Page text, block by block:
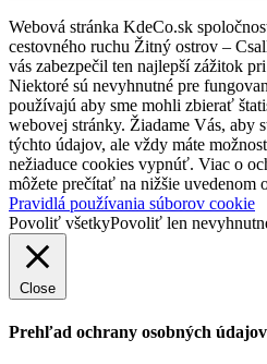
228 km,Bike trip
Webová stránka KdeCo.sk
cestovného ruchu Žitný ostrov –
vás zabezpečil ten najlepší zážitok
Niektoré sú nevyhnutné pre
používajú aby sme mohli zbierať
webovej stránky. Žiadame Vás, aby
týchto údajov, ale vždy máte
nežiaduce cookies vypnúť. Viac o
môžete prečítať na nižšie uvedenom
Pravidlá používania súborov cookie
Povoliť všetkyPovoliť len
Close
Prehľad ochrany osobných údajov